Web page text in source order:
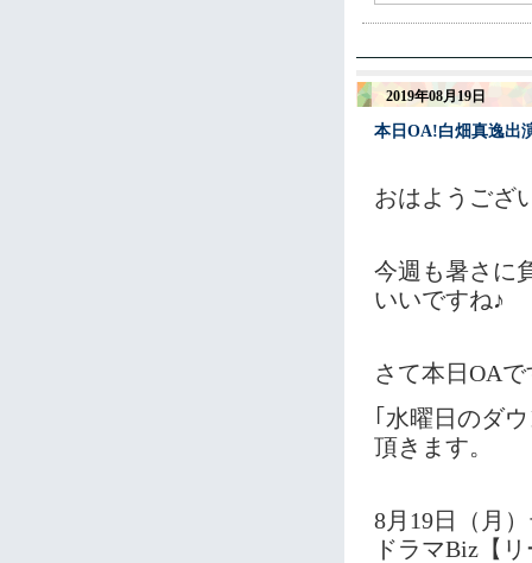
2019年08月19日
本日OA!白畑真逸出
おはようござ
今週も暑さに
いいですね♪
さて本日OA
｢水曜日のダ
頂きます。
8月19日（月
ドラマBiz【